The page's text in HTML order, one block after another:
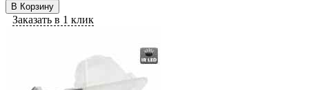
В Корзину
Заказать в 1 клик